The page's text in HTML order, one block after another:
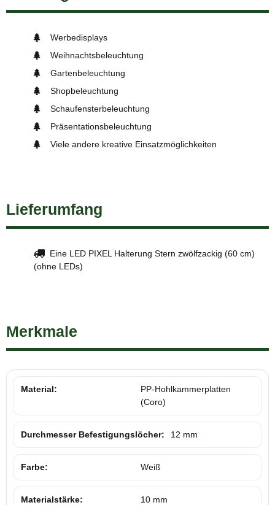
Werbedisplays
Weihnachtsbeleuchtung
Gartenbeleuchtung
Shopbeleuchtung
Schaufensterbeleuchtung
Präsentationsbeleuchtung
Viele andere kreative Einsatzmöglichkeiten
Lieferumfang
Eine LED PIXEL Halterung Stern zwölfzackig (60 cm)
(ohne LEDs)
Merkmale
Material:
PP-Hohlkammerplatten
(Coro)
Durchmesser Befestigungslöcher: 12 mm
Farbe: Weiß
Materialstärke: 10 mm